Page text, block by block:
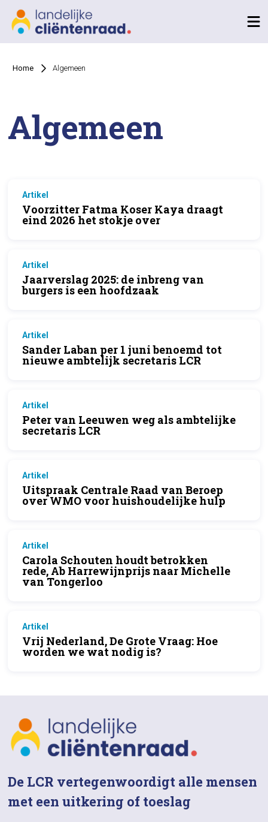
Home Algemeen
Algemeen
Artikel
Voorzitter Fatma Koser Kaya draagt
eind 2026 het stokje over
Artikel
Jaarverslag 2025: de inbreng van
burgers is een hoofdzaak
Artikel
Sander Laban per 1 juni benoemd tot
nieuwe ambtelijk secretaris LCR
Artikel
Peter van Leeuwen weg als ambtelijke
secretaris LCR
Artikel
Uitspraak Centrale Raad van Beroep
over WMO voor huishoudelijke hulp
Artikel
Carola Schouten houdt betrokken
rede, Ab Harrewijnprijs naar Michelle
van Tongerloo
Artikel
Vrij Nederland, De Grote Vraag: Hoe
worden we wat nodig is?
De LCR vertegenwoordigt alle mensen
met een uitkering of toeslag